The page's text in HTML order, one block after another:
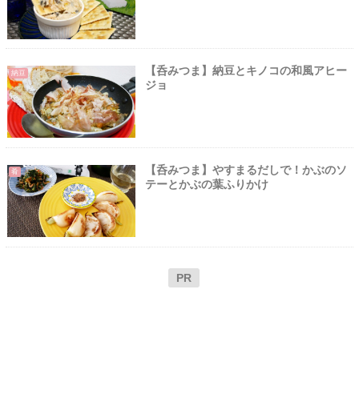
納豆
【呑みつま】納豆とキノコの和風アヒー
ジョ
肴
【呑みつま】やすまるだしで！かぶのソ
テーとかぶの葉ふりかけ
PR